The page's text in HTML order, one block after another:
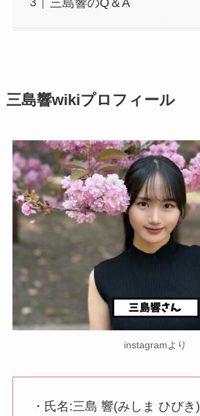
三島響wikiプロフィール
instagramより
・氏名:三島 響(みしま ひびき)